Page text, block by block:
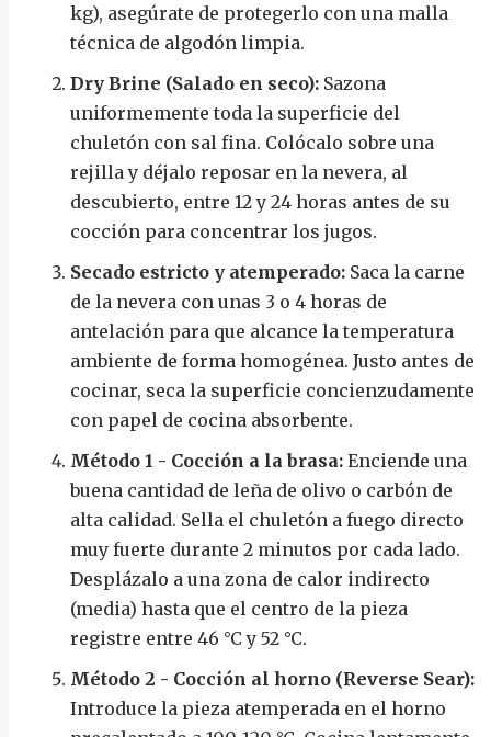
kg), asegúrate de protegerlo con una malla
técnica de algodón limpia.
Dry Brine (Salado en seco): Sazona
uniformemente toda la superficie del
chuletón con sal fina. Colócalo sobre una
rejilla y déjalo reposar en la nevera, al
descubierto, entre 12 y 24 horas antes de su
cocción para concentrar los jugos.
Secado estricto y atemperado: Saca la carne
de la nevera con unas 3 o 4 horas de
antelación para que alcance la temperatura
ambiente de forma homogénea. Justo antes de
cocinar, seca la superficie concienzudamente
con papel de cocina absorbente.
Método 1 - Cocción a la brasa: Enciende una
buena cantidad de leña de olivo o carbón de
alta calidad. Sella el chuletón a fuego directo
muy fuerte durante 2 minutos por cada lado.
Desplázalo a una zona de calor indirecto
(media) hasta que el centro de la pieza
registre entre 46 °C y 52 °C.
Método 2 - Cocción al horno (Reverse Sear):
Introduce la pieza atemperada en el horno